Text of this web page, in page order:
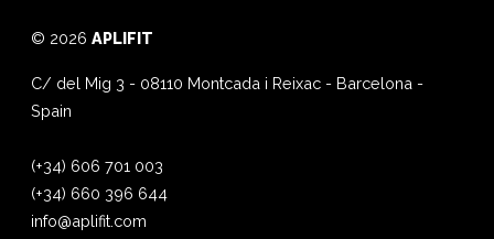
© 2026 APLIFIT
C/ del Mig 3 - 08110 Montcada i Reixac - Barcelona -
Spain
(+34) 606 701 003
(+34) 660 396 644
info@aplifit.com